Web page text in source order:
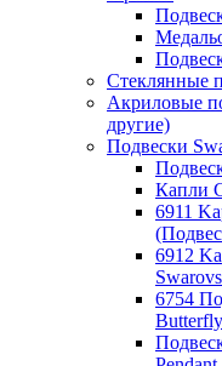
Стеклянные
Акриловые
другие)
Подвески
Капли
6911
6912
6754